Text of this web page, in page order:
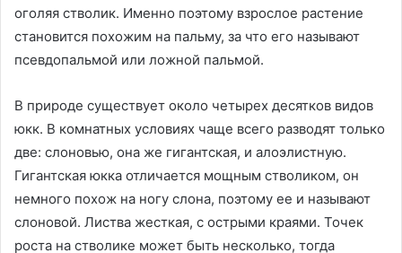
оголяя стволик. Именно поэтому взрослое растение
становится похожим на пальму, за что его называют
псевдопальмой или ложной пальмой.
В природе существует около четырех десятков видов
юкк. В комнатных условиях чаще всего разводят только
две: слоновью, она же гигантская, и алоэлистную.
Гигантская юкка отличается мощным стволиком, он
немного похож на ногу слона, поэтому ее и называют
слоновой. Листва жесткая, с острыми краями. Точек
роста на стволике может быть несколько, тогда